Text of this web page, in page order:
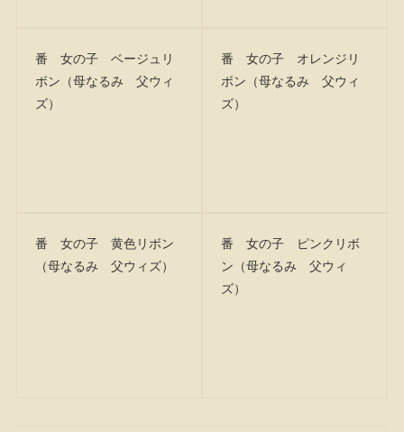
番 女の子 ベージュリ
ボン（母なるみ 父ウィ
ズ）
番 女の子 オレンジリ
ボン（母なるみ 父ウィ
ズ）
番 女の子 黄色リボン
（母なるみ 父ウィズ）
番 女の子 ピンクリボ
ン（母なるみ 父ウィ
ズ）